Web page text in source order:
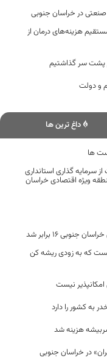
صنعتی در خراسان جنوبی
هزینه‌های درمان از
پشت سر گذاشتیم
و دولت
داغ ترین ها
ها
گذاری استانداری
ویژه اقتصادی خراسان
16 برابر شد
که به زودی ریشه کن
نیست
به کشور را دارد
در خراسان جنوبی